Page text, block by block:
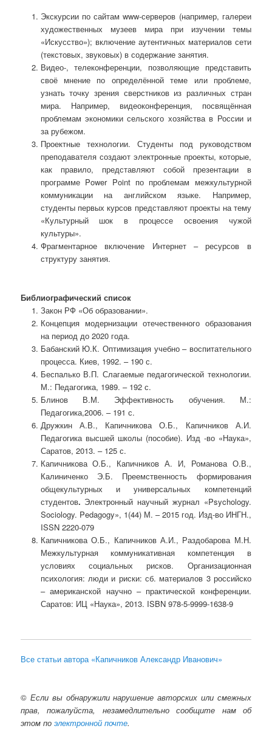
Экскурсии по сайтам www-серверов (например, галереи
художественных музеев мира при изучении темы
«Искусство»); включение аутентичных материалов сети
(текстовых, звуковых) в содержание занятия.
Видео-, телеконференции, позволяющие представить
своё мнение по определённой теме или проблеме,
узнать точку зрения сверстников из различных стран
мира. Например, видеоконференция, посвящённая
проблемам экономики сельского хозяйства в России и
за рубежом.
Проектные технологии. Студенты под руководством
преподавателя создают электронные проекты, которые,
как правило, представляют собой презентации в
программе Power Point по проблемам межкультурной
коммуникации на английском языке. Например,
студенты первых курсов представляют проекты на тему
«Культурный шок в процессе освоения чужой
культуры».
Фрагментарное включение Интернет – ресурсов в
структуру занятия.
Библиографический список
Закон РФ «Об образовании».
Концепция модернизации отечественного образования
на период до 2020 года.
Бабанский Ю.К. Оптимизация учебно – воспитательного
процесса. Киев, 1992. – 190 с.
Беспалько В.П. Слагаемые педагогической технологии.
М.: Педагогика, 1989. – 192 с.
Блинов В.М. Эффективность обучения. М.:
Педагогика,2006. – 191 с.
Дружкин А.В., Капичникова О.Б., Капичников А.И.
Педагогика высшей школы (пособие). Изд -во «Наука»,
Саратов, 2013. – 125 с.
Капичникова О.Б., Капичников А. И, Романова О.В.,
Калиниченко Э.Б. Преемственность формирования
общекультурных и универсальных компетенций
студентов. Электронный научный журнал «Psychology.
Sociology. Pedagogy», 1(44) М. – 2015 год. Изд-во ИНГН.,
ISSN 2220-079
Капичникова О.Б., Капичников А.И., Раздобарова М.Н.
Межкультурная коммуникативная компетенция в
условиях социальных рисков. Организационная
психология: люди и риски: сб. материалов 3 российско
– американской научно – практической конференции.
Саратов: ИЦ «Наука», 2013. ISBN 978-5-9999-1638-9
Все статьи автора «Капичников Александр Иванович»
© Если вы обнаружили нарушение авторских или смежных
прав, пожалуйста, незамедлительно сообщите нам об
этом поэлектронной почте.